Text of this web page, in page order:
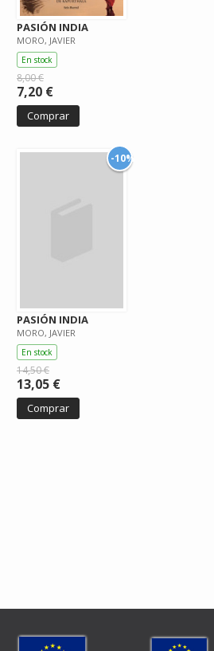
PASIÓN INDIA
MORO, JAVIER
En stock
8,00 €
7,20 €
Comprar
-10%
PASIÓN INDIA
MORO, JAVIER
En stock
14,50 €
13,05 €
Comprar